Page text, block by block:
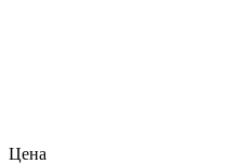
Цена